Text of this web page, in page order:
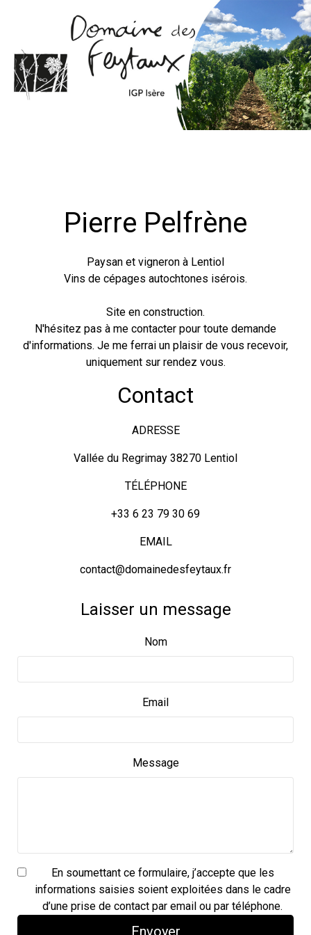
Previous Next
Pierre Pelfrène
Paysan et vigneron à Lentiol
Vins de cépages autochtones isérois.
Site en construction.
N'hésitez pas à me contacter pour toute demande
d'informations. Je me ferrai un plaisir de vous recevoir,
uniquement sur rendez vous.
Contact
ADRESSE
Vallée du Regrimay 38270 Lentiol
TÉLÉPHONE
+33 6 23 79 30 69
EMAIL
contact@domainedesfeytaux.fr
Laisser un message
Nom
Email
Message
En soumettant ce formulaire, j’accepte que les
informations saisies soient exploitées dans le cadre
d’une prise de contact par email ou par téléphone.
Envoyer